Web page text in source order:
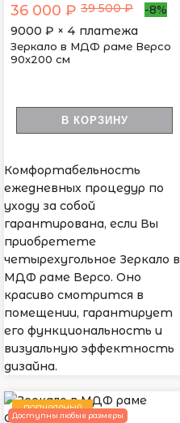
36 000 ₽ 39 500 ₽
-8%
9000 ₽ × 4 платежа
Зеркало в МДФ раме Версо
90х200 см
В КОРЗИНУ
Комфортабельность
ежедневных процедур по
уходу за собой
гарантирована, если Вы
приобретете
четырехугольное Зеркало в
МДФ раме Версо. Оно
красиво смотрится в
помещении, гарантирует
его функциональность и
визуальную эффектность
дизайна.
ПОПУЛЯРНЫЙ
Доступны любые размеры